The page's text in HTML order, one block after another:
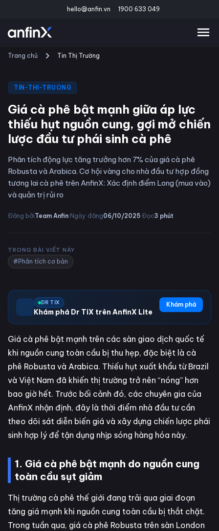
hello@anfin.vn 1900 633 049
Trang chủ Tin Thị Trường
TIN-THI-TRUONG
Giá cà phê bật mạnh giữa áp lực
thiếu hụt nguồn cung, gợi mở chiến
lược đầu tư phái sinh cà phê
Phân tích động lực tăng trưởng hơn 7% của giá cà phê
Robusta và Arabica. Cơ hội vàng cho nhà đầu tư hợp đồng
tương lai cà phê trên AnfinX: Xác định điểm Long (mua vào)
và quản trị rủi ro
Đăng bởiTeam Anfin·Ngày đăng06/10/2025·Đọc3 phút
TRONG BÀI VIẾT NÀY
#Phân tích cơ bản
DR TIX
Khám phá Dr TiX trên AnfinX Lite
Khám phá
Giá cà phê bật mạnh trên các sàn giao dịch quốc tế
khi nguồn cung toàn cầu bị thu hẹp, đặc biệt là cà
phê Robusta và Arabica. Thiếu hụt xuất khẩu từ Brazil
và Việt Nam đã khiến thị trường trở nên “nóng” hơn
bao giờ hết. Trước bối cảnh đó, các chuyên gia của
AnfinX nhận định, đây là thời điểm nhà đầu tư cần
theo dõi sát diễn biến giá và xây dựng chiến lược phái
sinh hợp lý để tận dụng nhịp sóng hàng hóa này.
1. Giá cà phê bật mạnh do nguồn cung
toàn cầu sụt giảm
Thị trường cà phê thế giới đang trải qua giai đoạn
tăng giá mạnh khi nguồn cung toàn cầu bị thắt chặt.
Trong tuần qua, giá cà phê Robusta trên sàn London